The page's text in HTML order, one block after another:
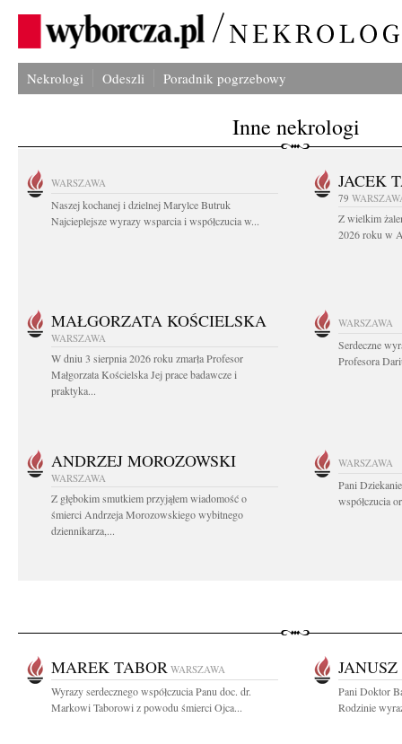
Nekrologi Odeszli Poradnik pogrzebowy
Inne nekrologi
WARSZAWA
Naszej kochanej i dzielnej Marylce Butruk
Najcieplejsze wyrazy wsparcia i współczucia w...
JACEK
79
Z wielkim
2026 roku w
MAŁGORZATA KOŚCIELSKA
WARSZAWA
W dniu 3 sierpnia 2026 roku zmarła Profesor
Małgorzata Kościelska Jej prace badawcze i
praktyka...
WARSZAWA
Serdeczne
Profesora
ANDRZEJ MOROZOWSKI
WARSZAWA
Z głębokim smutkiem przyjąłem wiadomość o
śmierci Andrzeja Morozowskiego wybitnego
dziennikarza,...
WARSZAWA
Pani
współczucia
MAREK TABOR WARSZAWA
Wyrazy serdecznego współczucia Panu doc. dr.
Markowi Taborowi z powodu śmierci Ojca...
Pani Doktor
Rodzinie